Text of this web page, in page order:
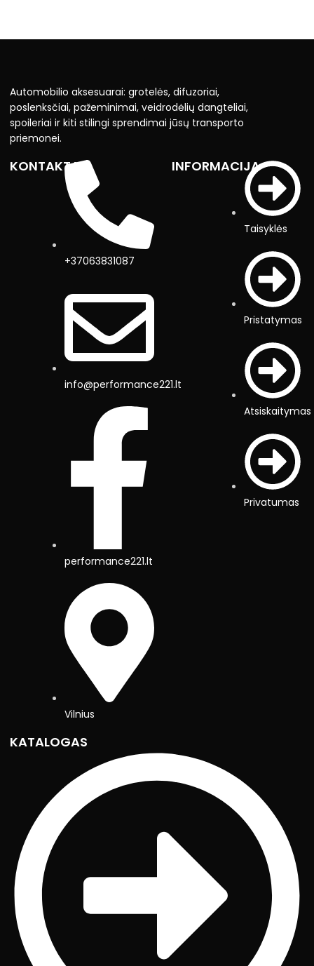
Automobilio aksesuarai: grotelės, difuzoriai,
poslenksčiai, pažeminimai, veidrodėlių dangteliai,
spoileriai ir kiti stilingi sprendimai jūsų transporto
priemonei.
KONTAKTAI
+37063831087
info@performance221.lt
performance221.lt
Vilnius
INFORMACIJA
Taisyklės
Pristatymas
Atsiskaitymas
Privatumas
KATALOGAS